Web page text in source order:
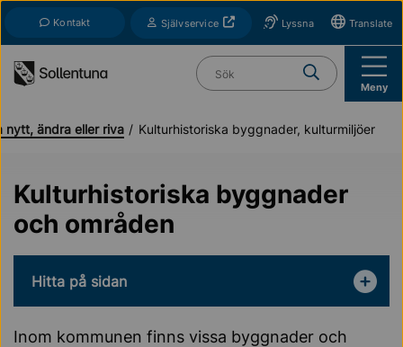
Kontakt SjälvserviceÖppnas i nytt fönsterLyssna Translate
Vad söker du?
Meny
nytt, ändra eller riva Kulturhistoriska byggnader, kulturmiljöer
Kulturhistoriska byggnader
och områden
Hitta på sidan
Inom kommunen finns vissa byggnader och